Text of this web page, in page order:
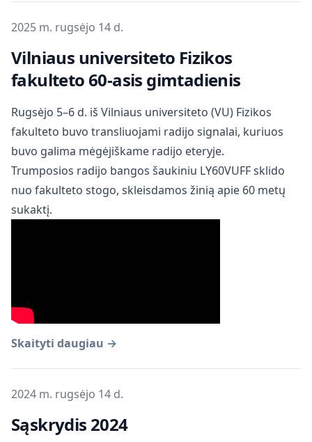
Publikuota
2025 m. rugsėjo 14 d.
Vilniaus universiteto Fizikos
fakulteto 60-asis gimtadienis
Rugsėjo 5–6 d. iš Vilniaus universiteto (VU) Fizikos
fakulteto buvo transliuojami radijo signalai, kuriuos
buvo galima mėgėjiškame radijo eteryje.
Trumposios radijo bangos šaukiniu LY60VUFF sklido
nuo fakulteto stogo, skleisdamos žinią apie 60 metų
sukaktį.
Skaityti daugiau →
Publikuota
2024 m. rugsėjo 14 d.
Sąskrydis 2024